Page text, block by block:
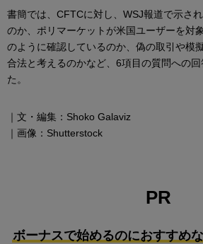
書簡では、CFTCに対し、WSJ報道で示さ
のか、ポリマーケットが米国ユーザーを対
のように確認しているのか、偽の取引や模
合法と考えるのかなど、6項目の質問への
た。
｜文・編集：Shoko Galaviz
｜画像：Shutterstock
PR
ボーナスで始めるのにおすすめ